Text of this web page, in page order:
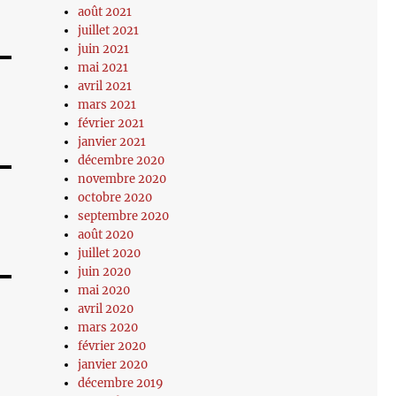
août 2021
juillet 2021
juin 2021
mai 2021
avril 2021
mars 2021
février 2021
janvier 2021
décembre 2020
novembre 2020
octobre 2020
septembre 2020
août 2020
juillet 2020
juin 2020
mai 2020
avril 2020
mars 2020
février 2020
janvier 2020
décembre 2019